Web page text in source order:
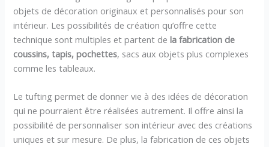
objets de décoration originaux et personnalisés pour son
intérieur. Les possibilités de création qu’offre cette
technique sont multiples et partent dela fabrication de
coussins, tapis, pochettes, sacs aux objets plus complexes
comme les tableaux.
Le tufting permet de donner vie à des idées de décoration
qui ne pourraient être réalisées autrement. Il offre ainsi la
possibilité de personnaliser son intérieur avec des créations
uniques et sur mesure. De plus, la fabrication de ces objets